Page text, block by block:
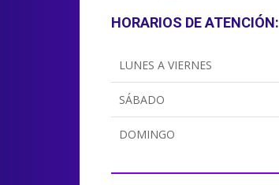
HORARIOS DE ATENCIÓN:
LUNES A VIERNES
SÁBADO
DOMINGO